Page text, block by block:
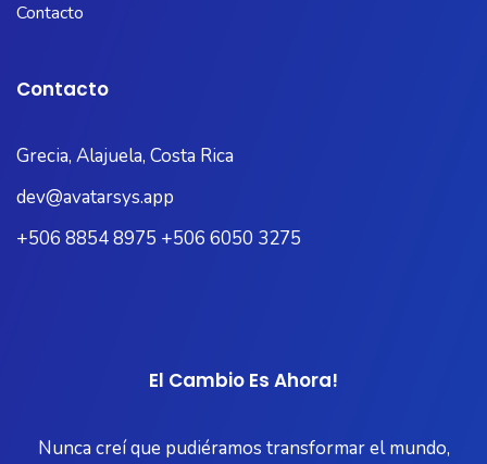
Contacto
Contacto
Grecia, Alajuela, Costa Rica
dev@avatarsys.app
+506 8854 8975 +506 6050 3275
El Cambio Es Ahora!
Nunca creí que pudiéramos transformar el mundo,